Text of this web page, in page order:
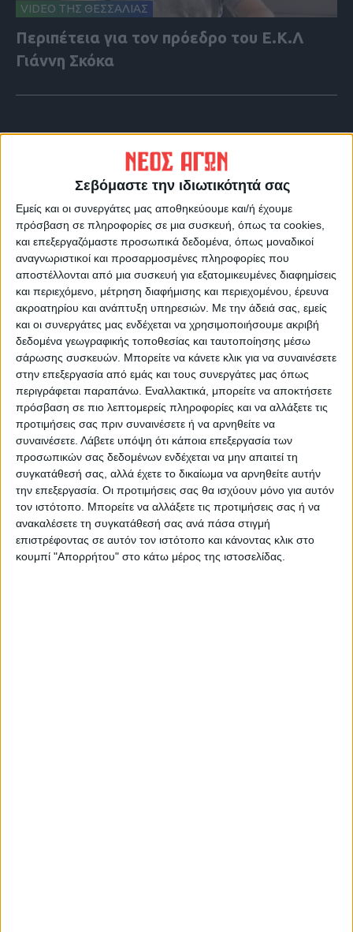
Σεβόμαστε την ιδιωτικότητά σας
Εμείς και οι συνεργάτες μας αποθηκεύουμε και/ή έχουμε
πρόσβαση σε πληροφορίες σε μια συσκευή, όπως τα cookies,
και επεξεργαζόμαστε προσωπικά δεδομένα, όπως μοναδικοί
αναγνωριστικοί και προσαρμοσμένες πληροφορίες που
αποστέλλονται από μια συσκευή για εξατομικευμένες διαφημίσεις
και περιεχόμενο, μέτρηση διαφήμισης και περιεχομένου, έρευνα
ακροατηρίου και ανάπτυξη υπηρεσιών. Με την άδειά σας, εμείς
και οι συνεργάτες μας ενδέχεται να χρησιμοποιήσουμε ακριβή
δεδομένα γεωγραφικής τοποθεσίας και ταυτοποίησης μέσω
σάρωσης συσκευών. Μπορείτε να κάνετε κλικ για να συναινέσετε
στην επεξεργασία από εμάς και τους συνεργάτες μας όπως
περιγράφεται παραπάνω. Εναλλακτικά, μπορείτε να αποκτήσετε
πρόσβαση σε πιο λεπτομερείς πληροφορίες και να αλλάξετε τις
προτιμήσεις σας πριν συναινέσετε ή να αρνηθείτε να
συναινέσετε. Λάβετε υπόψη ότι κάποια επεξεργασία των
προσωπικών σας δεδομένων ενδέχεται να μην απαιτεί τη
συγκατάθεσή σας, αλλά έχετε το δικαίωμα να αρνηθείτε αυτήν
την επεξεργασία. Οι προτιμήσεις σας θα ισχύουν μόνο για αυτόν
τον ιστότοπο. Μπορείτε να αλλάξετε τις προτιμήσεις σας ή να
ανακαλέσετε τη συγκατάθεσή σας ανά πάσα στιγμή
επιστρέφοντας σε αυτόν τον ιστότοπο και κάνοντας κλικ στο
κουμπί "Απορρήτου" στο κάτω μέρος της ιστοσελίδας.
VIDEO ΤΗΣ ΘΕΣΣΑΛΙΑΣ
Περιπέτεια για τον πρόεδρο του Ε.Κ.Λ
Γιάννη Σκόκα
VIDEO ΤΗΣ ΘΕΣΣΑΛΙΑΣ
Φοιτητική στέγη